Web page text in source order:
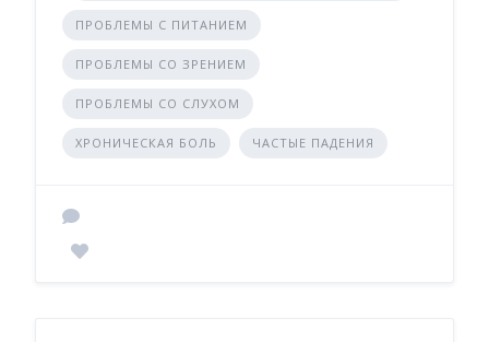
ПРОБЛЕМЫ С ПИТАНИЕМ
ПРОБЛЕМЫ СО ЗРЕНИЕМ
ПРОБЛЕМЫ СО СЛУХОМ
ХРОНИЧЕСКАЯ БОЛЬ ЧАСТЫЕ ПАДЕНИЯ